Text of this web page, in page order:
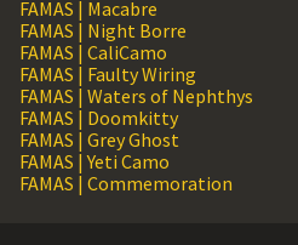
FAMAS | Macabre
FAMAS | Night Borre
FAMAS | CaliCamo
FAMAS | Faulty Wiring
FAMAS | Waters of Nephthys
FAMAS | Doomkitty
FAMAS | Grey Ghost
FAMAS | Yeti Camo
FAMAS | Commemoration